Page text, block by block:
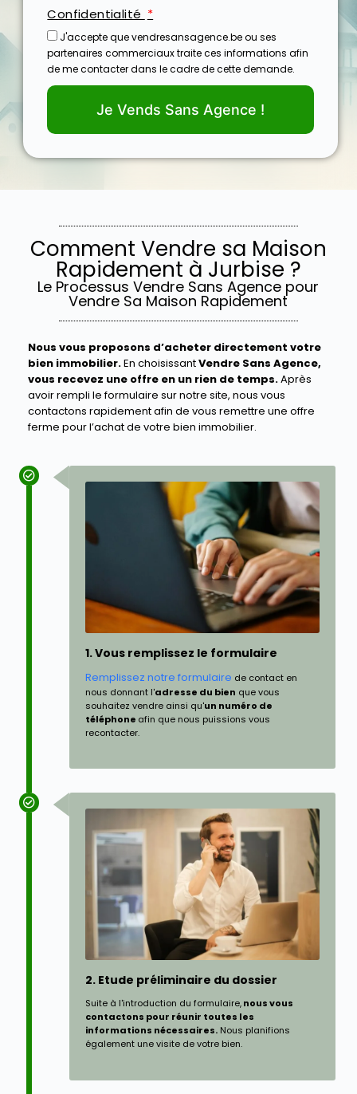
Confidentialité
J'accepte que vendresansagence.be ou ses
partenaires commerciaux traite ces informations afin
de me contacter dans le cadre de cette demande.
Je Vends Sans Agence !
Comment Vendre sa Maison
Rapidement à Jurbise ?
Le Processus Vendre Sans Agence pour
Vendre Sa Maison Rapidement
Nous vous proposons d’acheter directement votre
bien immobilier.En choisissantVendre Sans Agence,
vous recevez une offre en un rien de temps.Après
avoir rempli le formulaire sur notre site, nous vous
contactons rapidement afin de vous remettre une offre
ferme pour l’achat de votre bien immobilier.
1. Vous remplissez le formulaire
Remplissez notre formulaire de contact en
nous donnant l'adresse du bien que vous
souhaitez vendre ainsi qu'un numéro de
téléphone afin que nous puissions vous
recontacter.
2. Etude préliminaire du dossier
Suite à l'introduction du formulaire,nous vous
contactons pour réunir toutes les
informations nécessaires.Nous planifions
également une visite de votre bien.